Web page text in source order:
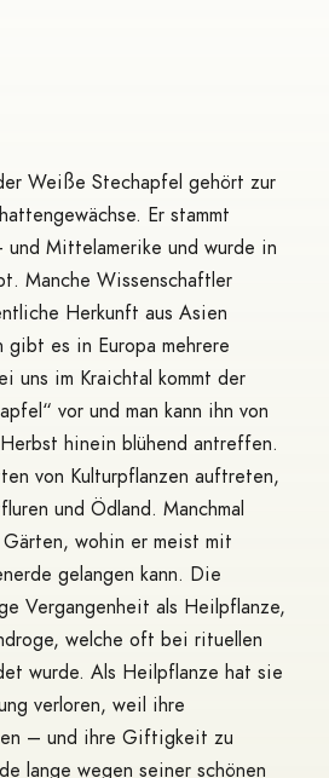
Weiße Stechapfel gehört zur
Er stammt
Mittelamerike und wurde in
Manche Wissenschaftler
Herkunft aus Asien
es in Europa mehrere
uns im Kraichtal kommt der
vor und man kann ihn von
hinein blühend antreffen.
von Kulturpflanzen auftreten,
und Ödland. Manchmal
wohin er meist mit
gelangen kann. Die
Vergangenheit als Heilpflanze,
welche oft bei rituellen
wurde. Als Heilpflanze hat sie
verloren, weil ihre
– und ihre Giftigkeit zu
lange wegen seiner schönen